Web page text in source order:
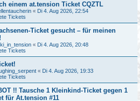
einem at.tension Ticket CQZTL
« Di 4. Aug 2026, 22:54
Tickets
Ticket gesucht – für meinen
« Di 4. Aug 2026, 20:48
Tickets
« Di 4. Aug 2026, 19:33
Tickets
!! Tausche 1 Kleinkind-Ticket gegen 1
für At.tension #11